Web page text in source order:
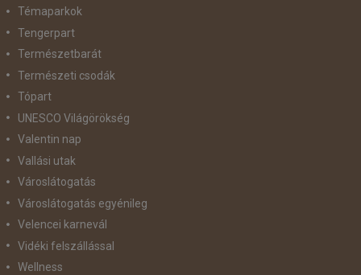
Témaparkok
Tengerpart
Természetbarát
Természeti csodák
Tópart
UNESCO Világörökség
Valentin nap
Vallási utak
Városlátogatás
Városlátogatás egyénileg
Velencei karnevál
Vidéki felszállással
Wellness